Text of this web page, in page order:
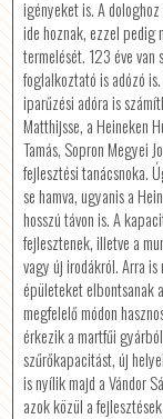
igényeket is. A
ide hoznak, ezzel
termelését. 123 éve van
foglalkoztató is adózó
iparűzési adóra is
Matthijsse, a Heineken
Tamás, Sopron Megyei
fejlesztési tanácsnoka.
se hamva, ugyanis a
hosszú távon is. A
fejlesztenek, illetve a
vagy új irodákról. Arra
épületeket elbontsanak
megfelelő módon
érkezik a martfűi
szűrőkapacitást, új
is nyílik majd a Vándor
azok közül a